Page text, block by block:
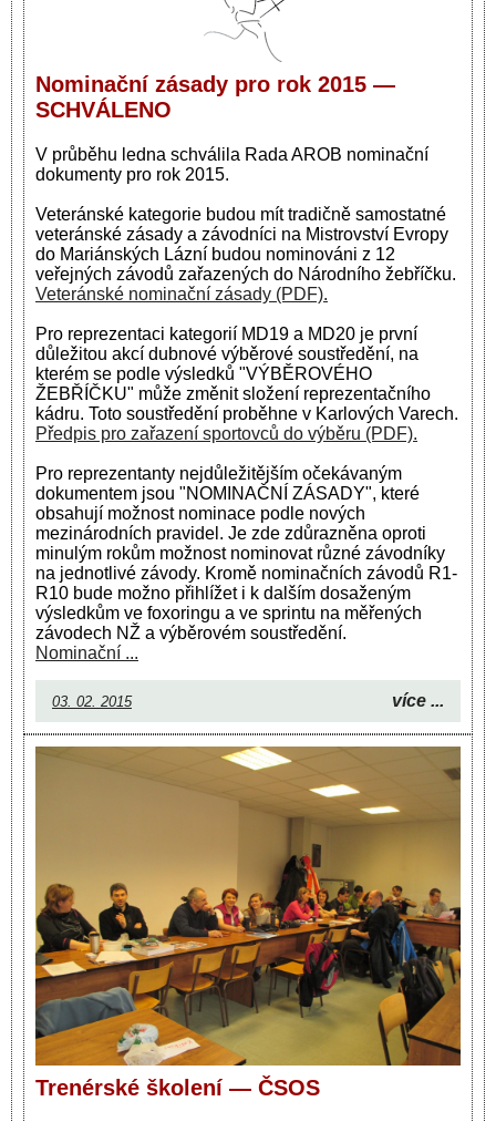
Nominační zásady pro rok 2015 —
SCHVÁLENO
V průběhu ledna schválila Rada AROB nominační
dokumenty pro rok 2015.
Veteránské kategorie budou mít tradičně samostatné
veteránské zásady a závodníci na Mistrovství Evropy
do Mariánských Lázní budou nominováni z 12
veřejných závodů zařazených do Národního žebříčku.
Veteránské nominační zásady (PDF).
Pro reprezentaci kategorií MD19 a MD20 je první
důležitou akcí dubnové výběrové soustředění, na
kterém se podle výsledků "VÝBĚROVÉHO
ŽEBŘÍČKU" může změnit složení reprezentačního
kádru. Toto soustředění proběhne v Karlových Varech.
Předpis pro zařazení sportovců do výběru (PDF).
Pro reprezentanty nejdůležitějším očekávaným
dokumentem jsou "NOMINAČNÍ ZÁSADY", které
obsahují možnost nominace podle nových
mezinárodních pravidel. Je zde zdůrazněna oproti
minulým rokům možnost nominovat různé závodníky
na jednotlivé závody. Kromě nominačních závodů R1-
R10 bude možno přihlížet i k dalším dosaženým
výsledkům ve foxoringu a ve sprintu na měřených
závodech NŽ a výběrovém soustředění.
Nominační ...
03. 02. 2015 více ...
Trenérské školení — ČSOS